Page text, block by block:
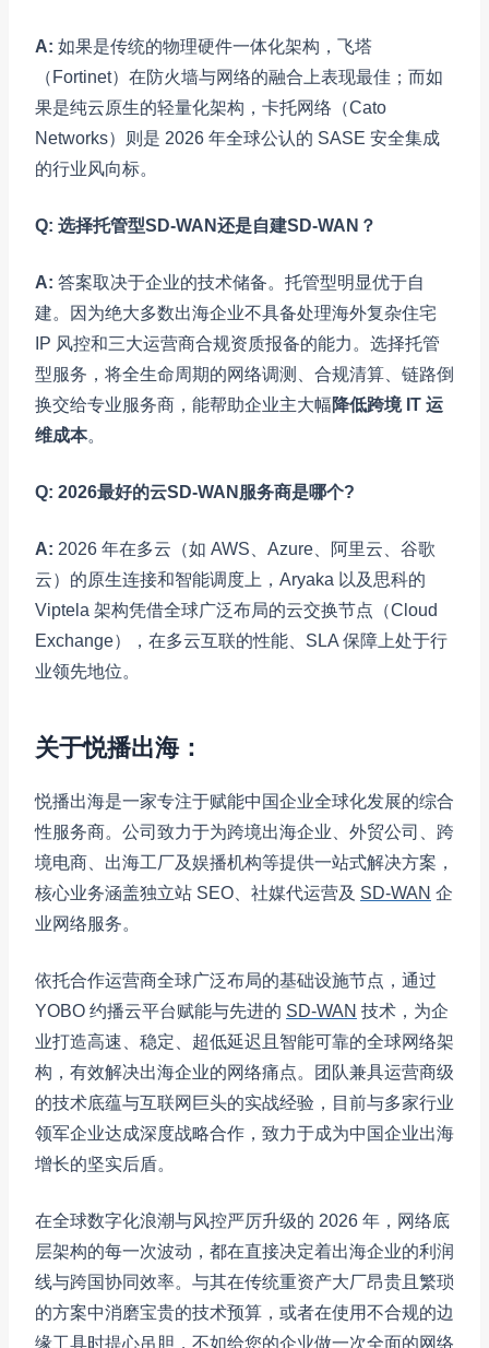
A: 如果是传统的物理硬件一体化架构，飞塔
（Fortinet）在防火墙与网络的融合上表现最佳；而如
果是纯云原生的轻量化架构，卡托网络（Cato
Networks）则是 2026 年全球公认的 SASE 安全集成
的行业风向标。
Q: 选择托管型SD-WAN还是自建SD-WAN？
A: 答案取决于企业的技术储备。托管型明显优于自
建。因为绝大多数出海企业不具备处理海外复杂住宅
IP 风控和三大运营商合规资质报备的能力。选择托管
型服务，将全生命周期的网络调测、合规清算、链路倒
换交给专业服务商，能帮助企业主大幅降低跨境 IT 运
维成本。
Q: 2026最好的云SD-WAN服务商是哪个?
A: 2026 年在多云（如 AWS、Azure、阿里云、谷歌
云）的原生连接和智能调度上，Aryaka 以及思科的
Viptela 架构凭借全球广泛布局的云交换节点（Cloud
Exchange），在多云互联的性能、SLA 保障上处于行
业领先地位。
关于悦播出海：
悦播出海是一家专注于赋能中国企业全球化发展的综合
性服务商。公司致力于为跨境出海企业、外贸公司、跨
境电商、出海工厂及娱播机构等提供一站式解决方案，
核心业务涵盖独立站 SEO、社媒代运营及 SD-WAN 企
业网络服务。
依托合作运营商全球广泛布局的基础设施节点，通过
YOBO 约播云平台赋能与先进的 SD-WAN 技术，为企
业打造高速、稳定、超低延迟且智能可靠的全球网络架
构，有效解决出海企业的网络痛点。团队兼具运营商级
的技术底蕴与互联网巨头的实战经验，目前与多家行业
领军企业达成深度战略合作，致力于成为中国企业出海
增长的坚实后盾。
在全球数字化浪潮与风控严厉升级的 2026 年，网络底
层架构的每一次波动，都在直接决定着出海企业的利润
线与跨国协同效率。与其在传统重资产大厂昂贵且繁琐
的方案中消磨宝贵的技术预算，或者在使用不合规的边
缘工具时提心吊胆，不如给您的企业做一次全面的网络